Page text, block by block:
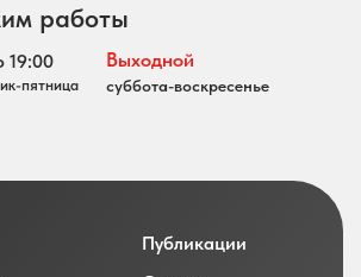
работы
19:00 Выходной
пятница суббота-воскресенье
Публикации